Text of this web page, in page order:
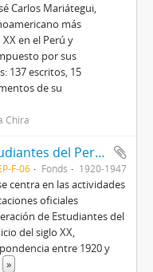
Carlos Mariátegui,
más
en el Perú y
por sus
137 escritos, 15
de su
Chira
Federación de Estudiantes del Perú (Fondo)
F-06 Fonds 1920-1947
centra en las actividades
oficiales
de Estudiantes del
del siglo XX,
entre 1920 y
»